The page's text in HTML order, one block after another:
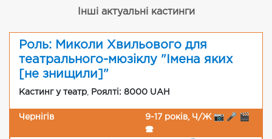
Інші актуальні кастинги
Роль: Миколи Хвильового для
театрального-мюзіклу "Імена яких
[не знищили]"
Кастинг у театр Роялті: 8000 UAH
Чернігів
9-17 років, Ч/Ж 📷 🎤 🎬
🕿